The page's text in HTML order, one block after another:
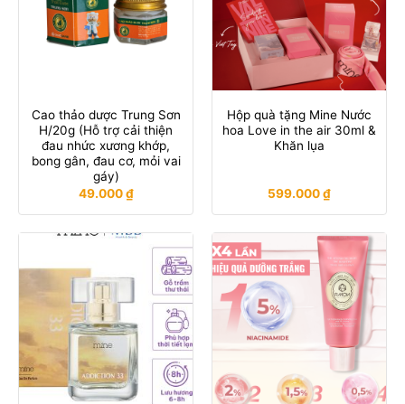
Cao thảo dược Trung Sơn
H/20g (Hỗ trợ cải thiện
đau nhức xương khớp,
bong gân, đau cơ, mỏi vai
gáy)
49.000₫
Hộp quà tặng Mine Nước
hoa Love in the air 30ml &
Khăn lụa
599.000₫